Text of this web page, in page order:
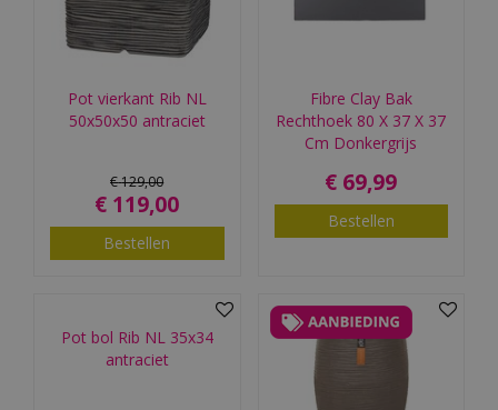
Pot vierkant Rib NL
50x50x50 antraciet
€129,00
€ 119,00
Bestellen
Fibre Clay Bak
Rechthoek 80 X 37 X 37
Cm Donkergrijs
€ 69,99
Bestellen
Pot bol Rib NL 35x34
antraciet